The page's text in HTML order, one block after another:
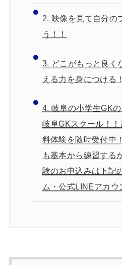
2. 映像を見て自分の
う！！
3. どこがもっと良く
える力を身につける
4. 岐阜の小学生GK
岐阜GKスクール！
料体験を随時受付中
も基本から練習する
験のお申込みは下記
ム・公式LINEアカウ